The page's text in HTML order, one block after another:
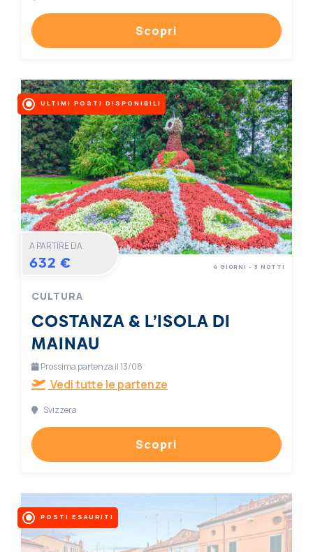
Scopri
ULTIMI POSTI DISPONIBILI
A PARTIRE DA
632 €
CULTURA
COSTANZA & L’ISOLA DI
MAINAU
4 GIORNI - 3 NOTTI
Prossima partenza il 13/08
Vedi tutte le partenze
Svizzera
Scopri
POSTI ESAURITI